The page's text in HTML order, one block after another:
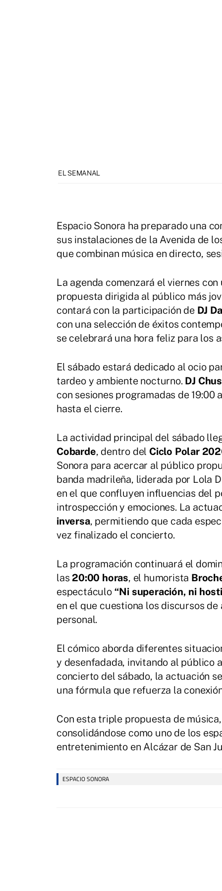
EL SEMANAL
Espacio Sonora ha preparado una
sus instalaciones de la Avenida de
que combinan música en directo,
La agenda comenzará el viernes
propuesta dirigida al público más
contará con la participación de DJ
con una selección de éxitos
se celebrará una hora feliz para los
El sábado estará dedicado al ocio
tardeo y ambiente nocturno. DJ
con sesiones programadas de 19:00
hasta el cierre.
La actividad principal del sábado
Cobarde, dentro del Ciclo Polar
Sonora para acercar al público
banda madrileña, liderada por Lola
en el que confluyen influencias del
introspección y emociones. La
inversa, permitiendo que cada
vez finalizado el concierto.
La programación continuará el
las 20:00 horas, el humorista
espectáculo “Ni superación, ni
en el que cuestiona los discursos
personal.
El cómico aborda diferentes
y desenfadada, invitando al público
concierto del sábado, la actuación
una fórmula que refuerza la
Con esta triple propuesta de
consolidándose como uno de los
entretenimiento en Alcázar de San
ESPACIO SONORA